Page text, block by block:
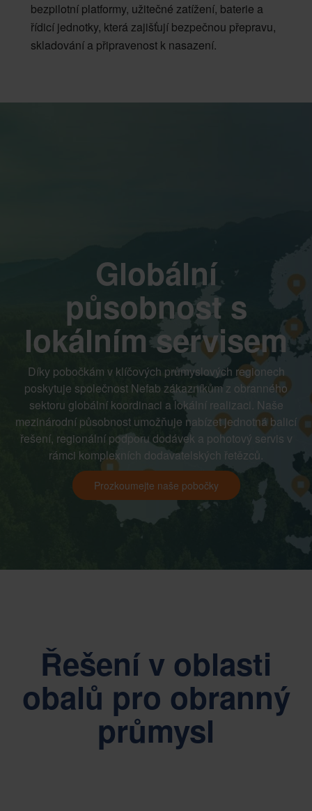
bezpilotní platformy, užitečné zatížení, baterie a
řídicí jednotky, která zajišťují bezpečnou přepravu,
skladování a připravenost k nasazení.
Globální
působnost s
lokálním servisem
Díky pobočkám v klíčových průmyslových regionech
poskytuje společnost Nefab zákazníkům z obranného
sektoru globální koordinaci a lokální realizaci. Naše
mezinárodní působnost umožňuje nabízet jednotná balicí
řešení, regionální podporu dodávek a pohotový servis v
rámci komplexních dodavatelských řetězců.
Prozkoumejte naše pobočky
Řešení v oblasti
obalů pro obranný
průmysl